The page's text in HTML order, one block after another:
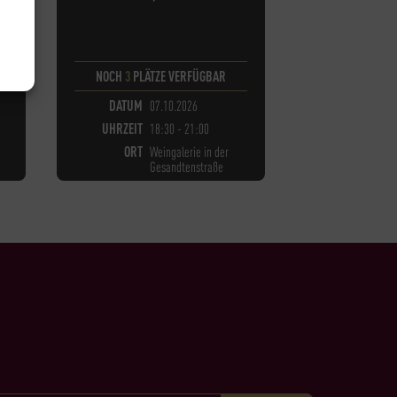
NOCH 3PLÄTZE VERFÜGBAR
DATUM 07.10.2026
UHRZEIT 18:30 - 21:00
ORT Weingalerie in der
Gesandtenstraße